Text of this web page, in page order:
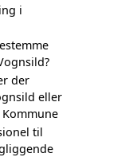
i
der
eller
til